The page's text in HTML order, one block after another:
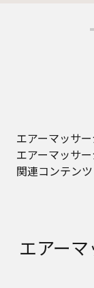
エアーマッサ
エアーマッサ
関連コンテンツ
エアー